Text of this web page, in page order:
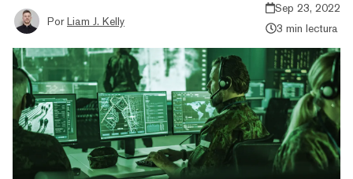
Por Liam J. Kelly
Sep 23, 2022
3 min lectura